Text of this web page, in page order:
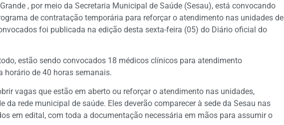
, por meio da Secretaria Municipal de Saúde (Sesau), está convocando
de contratação temporária para reforçar o atendimento nas unidades de
foi publicada na edição desta sexta-feira (05) do Diário oficial do
estão sendo convocados 18 médicos clínicos para atendimento
horário de 40 horas semanais.
vagas que estão em aberto ou reforçar o atendimento nas unidades,
da rede municipal de saúde. Eles deverão comparecer à sede da Sesau nas
em edital, com toda a documentação necessária em mãos para assumir o